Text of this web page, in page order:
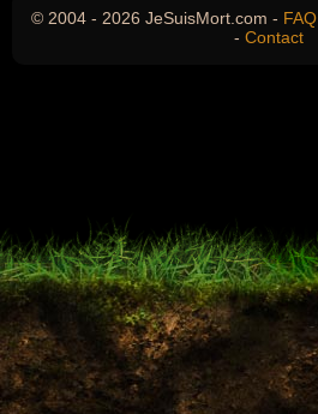
© 2004 - 2026 JeSuisMort.com - FAQ
- Contact